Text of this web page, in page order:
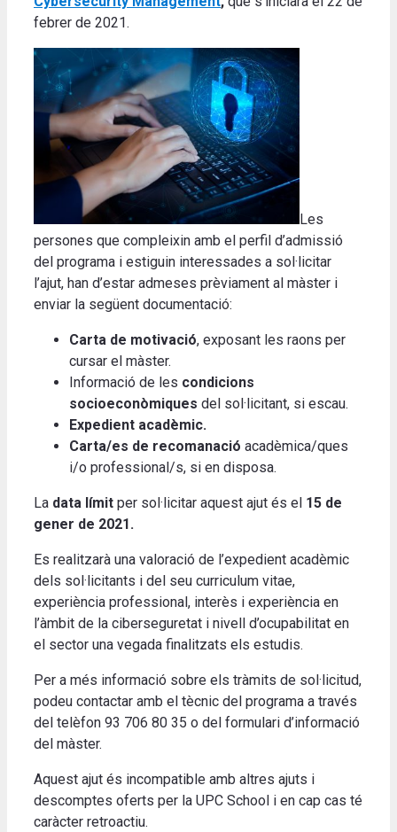
febrer de 2021.
Les
persones que compleixin amb el perfil d’admissió
del programa i estiguin interessades a sol·licitar
l’ajut, han d’estar admeses prèviament al màster i
enviar la següent documentació:
Carta de motivació, exposant les raons per
cursar el màster.
Informació de les condicions
socioeconòmiques del sol·licitant, si escau.
Expedient acadèmic.
Carta/es de recomanació acadèmica/ques
i/o professional/s, si en disposa.
La data límit per sol·licitar aquest ajut és el 15 de
gener de 2021.
Es realitzarà una valoració de l’expedient acadèmic
dels sol·licitants i del seu curriculum vitae,
experiència professional, interès i experiència en
l’àmbit de la ciberseguretat i nivell d’ocupabilitat en
el sector una vegada finalitzats els estudis.
Per a més informació sobre els tràmits de sol·licitud,
podeu contactar amb el tècnic del programa a través
del telèfon 93 706 80 35 o del formulari d’informació
del màster.
Aquest ajut és incompatible amb altres ajuts i
descomptes oferts per la UPC School i en cap cas té
caràcter retroactiu.